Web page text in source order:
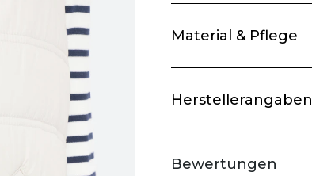
Material & Pflege
Herstellerangaben
Bewertungen